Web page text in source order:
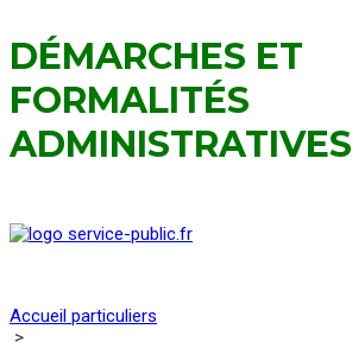
DÉMARCHES ET
FORMALITÉS
ADMINISTRATIVES
Accueil particuliers
>